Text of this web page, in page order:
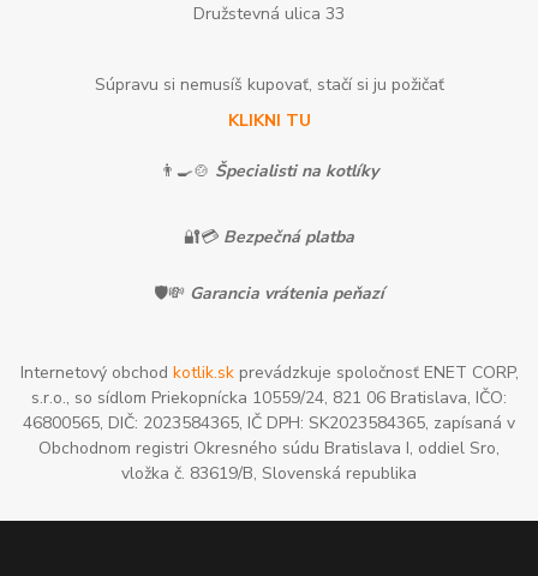
Družstevná ulica 33
Súpravu si nemusíš kupovať, stačí si ju požičať
KLIKNI TU
👨‍🍳🍲 Špecialisti na kotlíky
🔐💳 Bezpečná platba
🛡️💸 Garancia vrátenia peňazí
Internetový obchod kotlik.skprevádzkuje spoločnosť ENET CORP,
s.r.o., so sídlom Priekopnícka 10559/24, 821 06 Bratislava, IČO:
46800565, DIČ: 2023584365, IČ DPH: SK2023584365, zapísaná v
Obchodnom registri Okresného súdu Bratislava I, oddiel Sro,
vložka č. 83619/B, Slovenská republika